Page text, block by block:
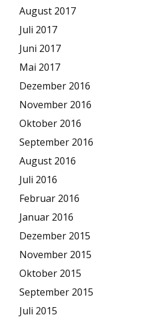
August 2017
Juli 2017
Juni 2017
Mai 2017
Dezember 2016
November 2016
Oktober 2016
September 2016
August 2016
Juli 2016
Februar 2016
Januar 2016
Dezember 2015
November 2015
Oktober 2015
September 2015
Juli 2015